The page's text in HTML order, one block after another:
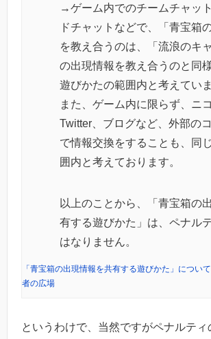
→ゲーム内でのチームチャッ
ドチャットなどで、「青宝箱
を教え合うのは、「流浪のキ
の出現情報を教え合うのと同
遊びかたの範囲内と考えていま
また、ゲーム内に限らず、ニ
Twitter、ブログなど、外部の
で情報交換をすることも、同
囲内と考えております。
以上のことから、「青宝箱の
有する遊びかた」は、ペナル
はなりません。
「青宝箱の出現情報を共有する遊びかた」につい
者の広場
というわけで、当然ですがペナルティ